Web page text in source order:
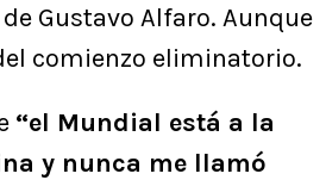
Gustavo Alfaro. Aunque
comienzo eliminatorio.
“el Mundial está a la
y nunca me llamó